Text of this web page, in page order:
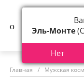
Главная / Мужская
Эль-Монте
Нет